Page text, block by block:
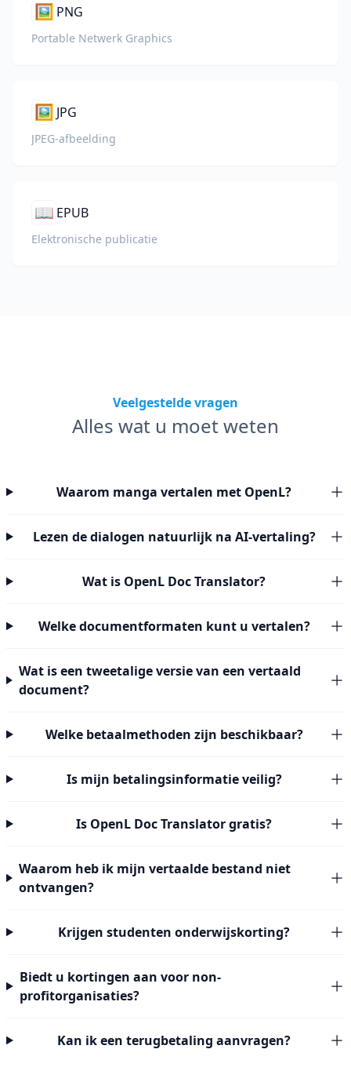
🖼️ PNG
Portable Netwerk Graphics
🖼️ JPG
JPEG-afbeelding
📖 EPUB
Elektronische publicatie
Veelgestelde vragen
Alles wat u moet weten
Waarom manga vertalen met OpenL?
Lezen de dialogen natuurlijk na AI-vertaling?
Wat is OpenL Doc Translator?
Welke documentformaten kunt u vertalen?
Wat is een tweetalige versie van een vertaald
document?
Welke betaalmethoden zijn beschikbaar?
Is mijn betalingsinformatie veilig?
Is OpenL Doc Translator gratis?
Waarom heb ik mijn vertaalde bestand niet
ontvangen?
Krijgen studenten onderwijskorting?
Biedt u kortingen aan voor non-
profitorganisaties?
Kan ik een terugbetaling aanvragen?